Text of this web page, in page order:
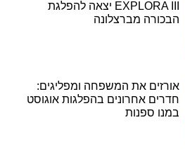
EXPLORA III יצאה להפלגת
הבכורה מברצלונה
אורזים את המשפחה ומפליגים:
חדרים אחרונים בהפלגות אוגוסט
במנו ספנות